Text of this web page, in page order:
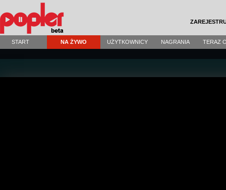
START NA ŻYWO UŻYTKOWNICY NAGRANIA TERAZ